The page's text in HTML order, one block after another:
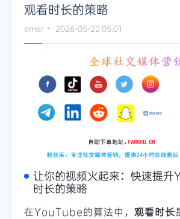
观看时长的策略
emer 2026-05-22 05:01
让你的视频火起来：快速提
时长的策略
在YouTube的算法中， 观看时长